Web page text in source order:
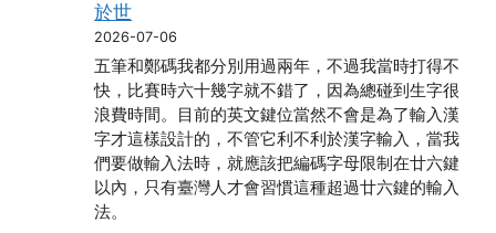
於世
2026-07-06
五筆和鄭碼我都分別用過兩年，不過我當時打得不
快，比賽時六十幾字就不錯了，因為總碰到生字很
浪費時間。目前的英文鍵位當然不會是為了輸入漢
字才這樣設計的，不管它利不利於漢字輸入，當我
們要做輸入法時，就應該把編碼字母限制在廿六鍵
以內，只有臺灣人才會習慣這種超過廿六鍵的輸入
法。